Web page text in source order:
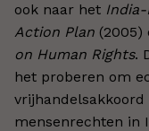
ook naar het
Action Plan (2005)
on Human Rights.
het proberen om
mensenrechten in